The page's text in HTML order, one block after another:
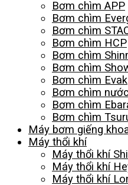
Bơm chìm APP
Bơm chìm
Bơm chìm
Bơm chìm HCP
Bơm chìm
Bơm chìm
Bơm chìm Evak
Bơm chìm
Bơm chìm
Bơm chìm
Máy bơm giếng
Máy thổi khí
Máy thổi khí
Máy thổi khí
Máy thổi khí